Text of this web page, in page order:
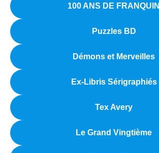
100 ANS DE FRANQUIN
Puzzles BD
Démons et Merveilles
Ex-Libris Sérigraphiés
Tex Avery
Le Grand Vingtième